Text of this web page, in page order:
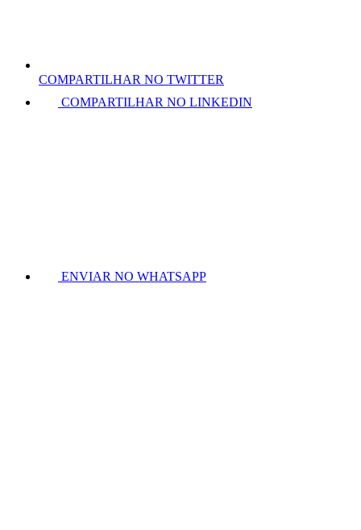
COMPARTILHAR NO TWITTER
COMPARTILHAR NO LINKEDIN
ENVIAR NO WHATSAPP